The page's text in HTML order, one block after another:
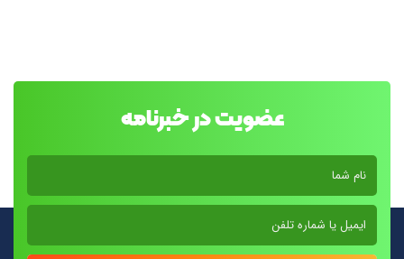
عضویت در خبرنامه